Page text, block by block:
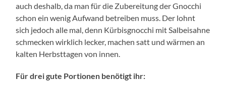
auch deshalb, da man für die Zubereitung der Gnocchi
schon ein wenig Aufwand betreiben muss. Der lohnt
sich jedoch alle mal, denn Kürbisgnocchi mit Salbeisahne
schmecken wirklich lecker, machen satt und wärmen an
kalten Herbsttagen von innen.
Für drei gute Portionen benötigt ihr: